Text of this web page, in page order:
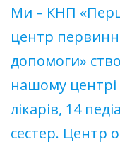
Ми – КНП
центр
допомоги»
нашому
лікарів, 14
сестер. Центр